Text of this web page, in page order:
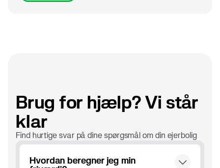
Brug for hjælp? Vi står
klar
Find hurtige svar på dine spørgsmål om din ejerbolig
Hvordan beregner jeg min